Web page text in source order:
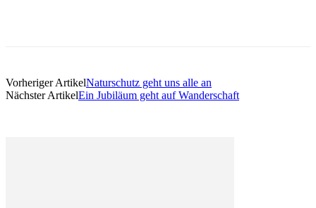
Vorheriger ArtikelNaturschutz geht uns alle an
Nächster ArtikelEin Jubiläum geht auf Wanderschaft